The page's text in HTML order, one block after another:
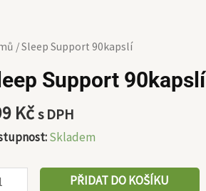
/ Sleep Support 90kapslí
Support 90kapslí
Kčs DPH
Skladem
PŘIDAT DO KOŠÍKU